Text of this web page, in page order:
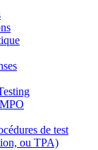
de test
ou TPA)